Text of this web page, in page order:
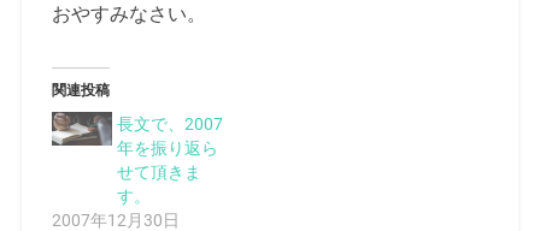
おやすみなさい。
関連投稿
長文で、2007
年を振り返ら
せて頂きま
す。
2007年12月30日